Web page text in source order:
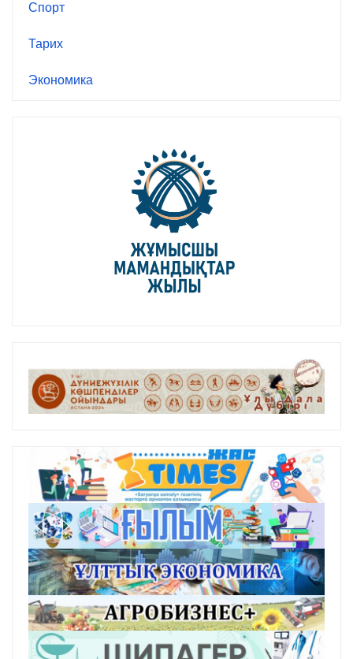
Спорт
Тарих
Экономика